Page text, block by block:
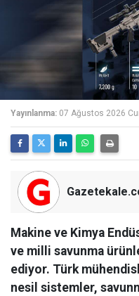
Yayınlanma: 07 Ağustos 2026
Makine ve Kimya
ve milli savunma
ediyor. Türk
nesil sistemler,